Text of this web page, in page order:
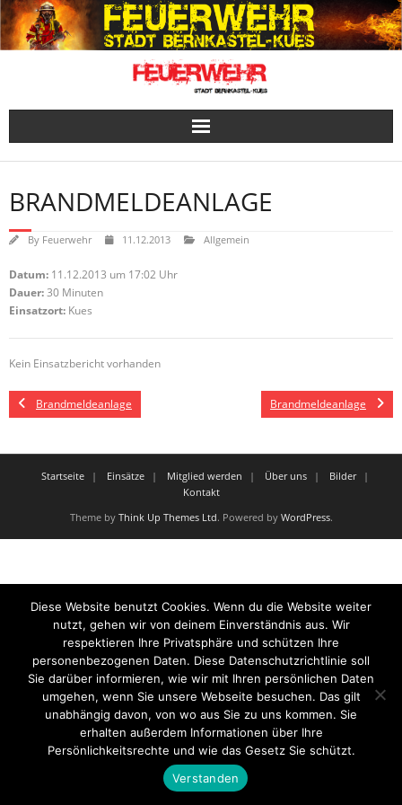
Skip
to
content
BRANDMELDEANLAGE
By Feuerwehr 11.12.2013 Allgemein
Datum: 11.12.2013 um 17:02 Uhr
Dauer:30 Minuten
Einsatzort: Kues
Kein Einsatzbericht vorhanden
Brandmeldeanlage Brandmeldeanlage
Startseite Einsätze Mitglied werden Über uns
Bilder
Kontakt
Theme by Think Up Themes Ltd. Powered by WordPress.
Diese Website benutzt Cookies. Wenn du die Website weiter
nutzt, gehen wir von deinem Einverständnis aus. Wir
respektieren Ihre Privatsphäre und schützen Ihre
personenbezogenen Daten. Diese Datenschutzrichtlinie soll
Sie darüber informieren, wie wir mit Ihren persönlichen Daten
umgehen, wenn Sie unsere Webseite besuchen. Das gilt
unabhängig davon, von wo aus Sie zu uns kommen. Sie
erhalten außerdem Informationen über Ihre
Persönlichkeitsrechte und wie das Gesetz Sie schützt.
Verstanden